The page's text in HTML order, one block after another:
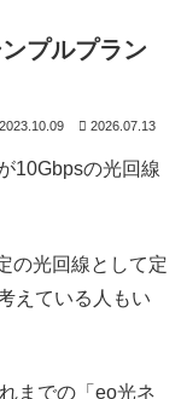
プルプラン
2023.10.09 2026.07.13
10Gbpsの光回線
の光回線として定
えている人もい
までの「eo光ネ